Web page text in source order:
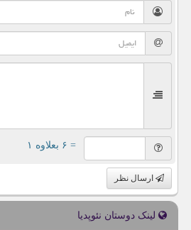
= ۶ بعلاوه ۱
ارسال نظر
لینک دوستان نئوپدیا